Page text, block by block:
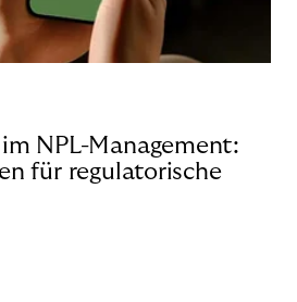
NPL-Management:
für regulatorische